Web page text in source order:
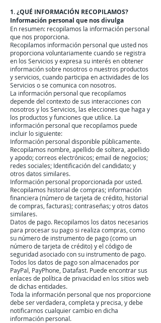
1. ¿QUÉ INFORMACIÓN RECOPILAMOS?
Información personal que nos divulga
En resumen: recopilamos la información personal
que nos proporciona.
Recopilamos información personal que usted nos
proporciona voluntariamente cuando se registra
en los Servicios y expresa su interés en obtener
información sobre nosotros o nuestros productos
y servicios, cuando participa en actividades de los
Servicios o se comunica con nosotros.
La información personal que recopilamos
depende del contexto de sus interacciones con
nosotros y los Servicios, las elecciones que haga y
los productos y funciones que utilice. La
información personal que recopilamos puede
incluir lo siguiente:
Información personal disponible públicamente.
Recopilamos nombre, apellido de soltera, apellido
y apodo; correos electrónicos; email de negocios;
redes sociales; Identificación del candidato; y
otros datos similares.
Información personal proporcionada por usted.
Recopilamos historial de compras; información
financiera (número de tarjeta de crédito, historial
de compras, facturas); contraseñas; y otros datos
similares.
Datos de pago. Recopilamos los datos necesarios
para procesar su pago si realiza compras, como
su número de instrumento de pago (como un
número de tarjeta de crédito) y el código de
seguridad asociado con su instrumento de pago.
Todos los datos de pago son almacenados por
PayPal, PayPhone, Datafast. Puede encontrar sus
enlaces de política de privacidad en los sitios web
de dichas entidades.
Toda la información personal que nos proporcione
debe ser verdadera, completa y precisa, y debe
notificarnos cualquier cambio en dicha
información personal.